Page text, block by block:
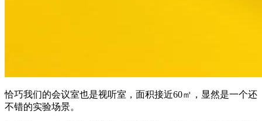
恰巧我们的会议室也是视听室，面积接近60㎡，显然是一个还
不错的实验场景。